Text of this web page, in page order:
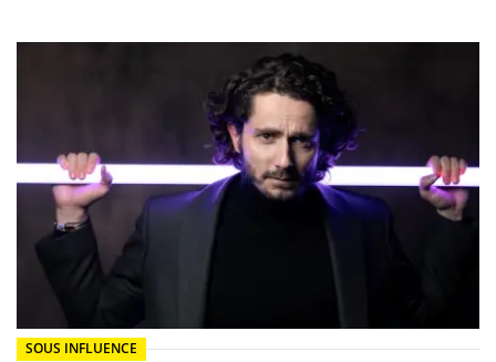
SOUS INFLUENCE